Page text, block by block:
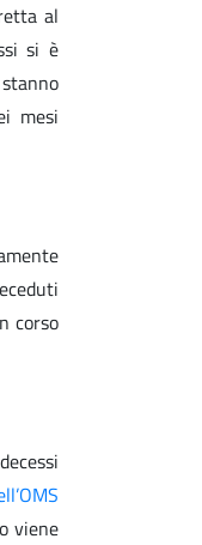
al
si è
mesi
corso
viene